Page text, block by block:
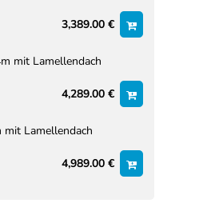
3,389.00 €
mit Lamellendach
4,289.00 €
Lamellendach
4,989.00 €